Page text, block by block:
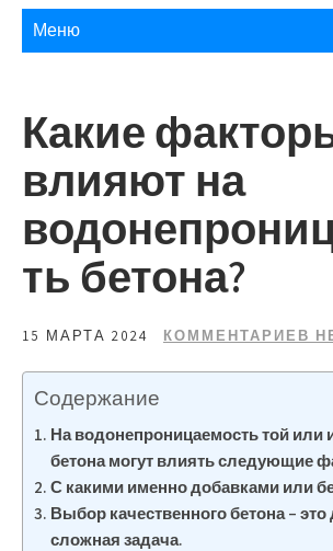
Меню
Какие
влияют на
ть бетона?
15 МАРТА 2024 КОММЕНТАРИЕВ
Содержание
На водонепроницаемость той или
бетона могут влиять следующие
С какими именно добавками или
Выбор качественного бетона – это
сложная задача.